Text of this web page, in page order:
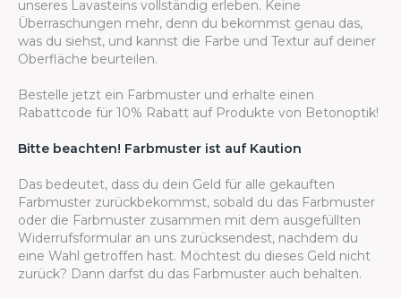
unseres Lavasteins vollständig erleben. Keine
Überraschungen mehr, denn du bekommst genau das,
was du siehst, und kannst die Farbe und Textur auf deiner
Oberfläche beurteilen.
Bestelle jetzt ein Farbmuster und erhalte einen
Rabattcode für 10% Rabatt auf Produkte von Betonoptik!
Bitte beachten! Farbmuster ist auf Kaution
Das bedeutet, dass du dein Geld für alle gekauften
Farbmuster zurückbekommst, sobald du das Farbmuster
oder die Farbmuster zusammen mit dem ausgefüllten
Widerrufsformular an uns zurücksendest, nachdem du
eine Wahl getroffen hast. Möchtest du dieses Geld nicht
zurück? Dann darfst du das Farbmuster auch behalten.